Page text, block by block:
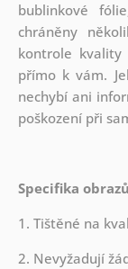
bublinkové
chráněny
kontrole kvality
přímo k vám.
nechybí ani
poškození při
Specifika
1. Tištěné na
2. Nevyžadují